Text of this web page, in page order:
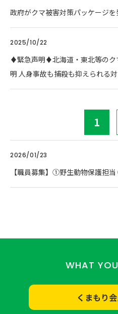
政府がクマ被害対策パッケージを
2025/10/22
♦️緊急声明♦️北海道・東北等のク
明 人身事故も捕殺も抑えられる
1
2026/01/23
【職員募集】①野生動物保護担
WHAT
くまもり